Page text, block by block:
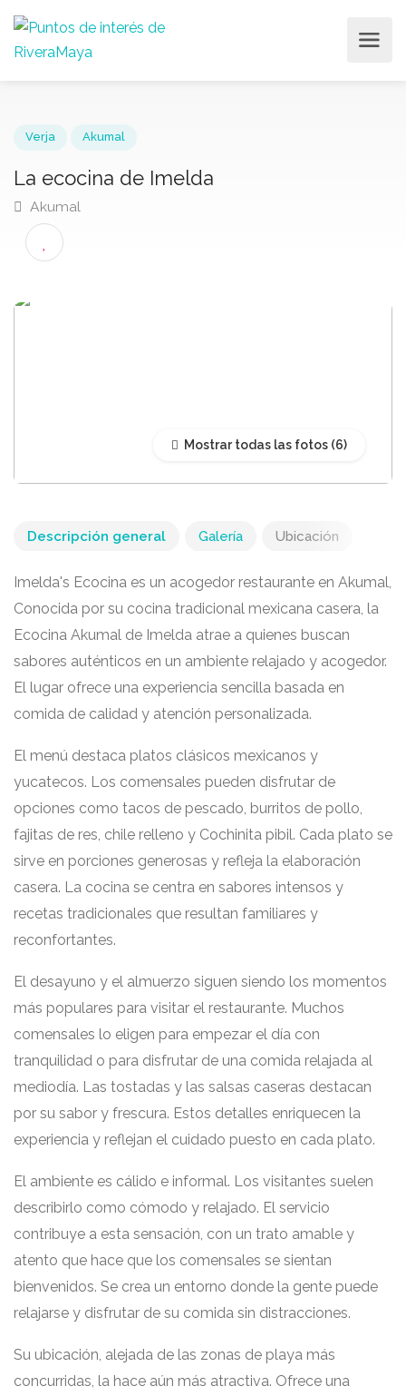
La ecocina de Imelda
Akumal
Mostrar todas las fotos
Descripción general Galería Ubicación
Imelda's Ecocina es un acogedor restaurante en Akumal,
Conocida por su cocina tradicional mexicana casera, la
Ecocina Akumal de Imelda atrae a quienes buscan
sabores auténticos en un ambiente relajado y acogedor.
El lugar ofrece una experiencia sencilla basada en
comida de calidad y atención personalizada.
El menú destaca platos clásicos mexicanos y
yucatecos. Los comensales pueden disfrutar de
opciones como tacos de pescado, burritos de pollo,
fajitas de res, chile relleno y Cochinita pibil. Cada plato se
sirve en porciones generosas y refleja la elaboración
casera. La cocina se centra en sabores intensos y
recetas tradicionales que resultan familiares y
reconfortantes.
El desayuno y el almuerzo siguen siendo los momentos
más populares para visitar el restaurante. Muchos
comensales lo eligen para empezar el día con
tranquilidad o para disfrutar de una comida relajada al
mediodía. Las tostadas y las salsas caseras destacan
por su sabor y frescura. Estos detalles enriquecen la
experiencia y reflejan el cuidado puesto en cada plato.
El ambiente es cálido e informal. Los visitantes suelen
describirlo como cómodo y relajado. El servicio
contribuye a esta sensación, con un trato amable y
atento que hace que los comensales se sientan
bienvenidos. Se crea un entorno donde la gente puede
relajarse y disfrutar de su comida sin distracciones.
Su ubicación, alejada de las zonas de playa más
concurridas, la hace aún más atractiva. Ofrece una